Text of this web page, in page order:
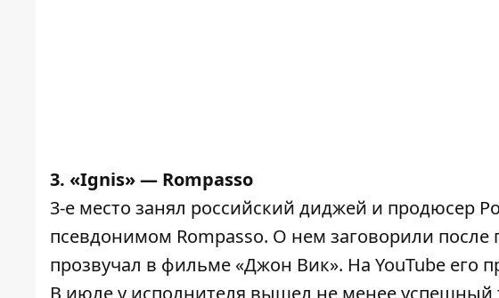
3. «Ignis» — Rompasso
3-е место занял российский диджей и продюсер
псевдонимом Rompasso. О нем заговорили после
прозвучал в фильме «Джон Вик». На YouTube его